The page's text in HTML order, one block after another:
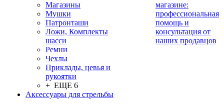
Магазины
Мушки
Патронташи
Ложи, Комплекты
шасси
Ремни
Чехлы
Приклады, цевья и
рукоятки
+ ЕЩЕ 6
Аксессуары для стрельбы
магазине:
профессиональная
помощь и
консультация от
наших продавцов